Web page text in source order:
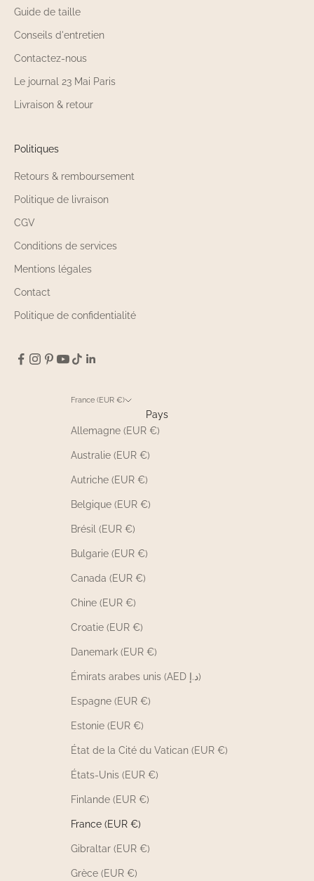
Guide de taille
Conseils d'entretien
Contactez-nous
Le journal 23 Mai Paris
Livraison & retour
Politiques
Retours & remboursement
Politique de livraison
CGV
Conditions de services
Mentions légales
Contact
Politique de confidentialité
France (EUR €)
Pays
Allemagne (EUR €)
Australie (EUR €)
Autriche (EUR €)
Belgique (EUR €)
Brésil (EUR €)
Bulgarie (EUR €)
Canada (EUR €)
Chine (EUR €)
Croatie (EUR €)
Danemark (EUR €)
Émirats arabes unis (AED د.إ)
Espagne (EUR €)
Estonie (EUR €)
État de la Cité du Vatican (EUR €)
États-Unis (EUR €)
Finlande (EUR €)
France (EUR €)
Gibraltar (EUR €)
Grèce (EUR €)